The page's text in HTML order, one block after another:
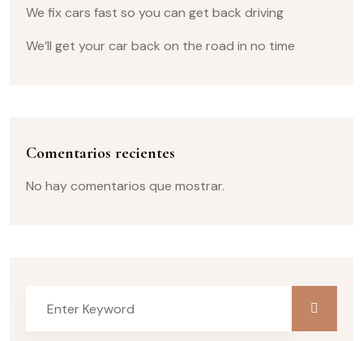
We fix cars fast so you can get back driving
We’ll get your car back on the road in no time
Comentarios recientes
No hay comentarios que mostrar.